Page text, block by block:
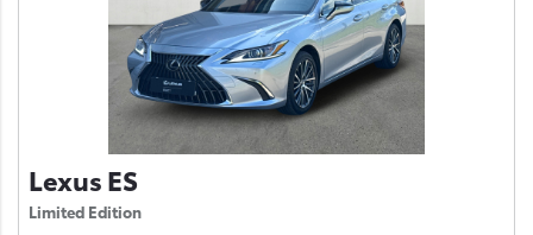
Lexus ES
Limited Edition